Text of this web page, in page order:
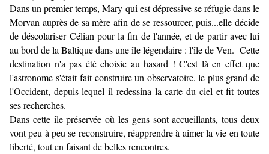
Dans un premier temps, Mary qui est dépressive se réfugie dans le
Morvan auprès de sa mère afin de se ressourcer, puis...elle décide
de déscolariser Célian pour la fin de l'année, et de partir avec lui
au bord de la Baltique dans une île légendaire : l'île de Ven. Cette
destination n'a pas été choisie au hasard ! C'est là en effet que
l'astronome s'était fait construire un observatoire, le plus grand de
l'Occident, depuis lequel il redessina la carte du ciel et fit toutes
ses recherches.
Dans cette île préservée où les gens sont accueillants, tous deux
vont peu à peu se reconstruire, réapprendre à aimer la vie en toute
liberté, tout en faisant de belles rencontres.